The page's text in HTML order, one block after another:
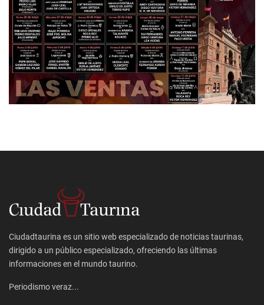
Ciudadtaurina es un sitio web especializado de noticias taurinas,
dirigido a un público especializado, ofreciendo las últimas
informaciones en el mundo taurino.
Periodismo veraz...